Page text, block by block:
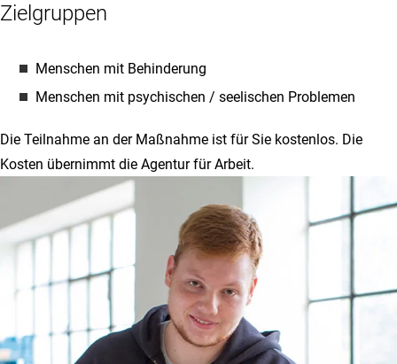
Zielgruppen
Menschen mit Behinderung
Menschen mit psychischen / seelischen Problemen
Die Teilnahme an der Maßnahme ist für Sie kostenlos. Die
Kosten übernimmt die Agentur für Arbeit.